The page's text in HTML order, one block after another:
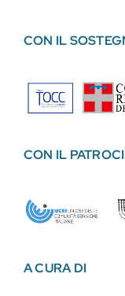
CON IL
CON IL
A CURA DI